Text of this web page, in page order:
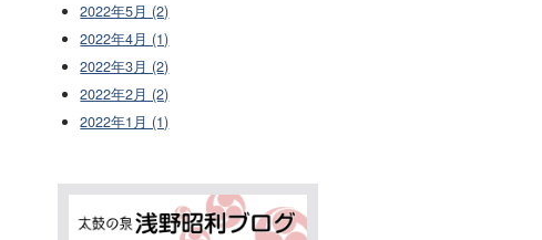
2022年5月 (2)
2022年4月 (1)
2022年3月 (2)
2022年2月 (2)
2022年1月 (1)